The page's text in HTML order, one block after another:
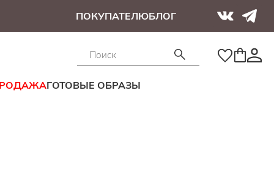
ПОКУПАТЕЛЮБЛОГ
ГОТОВЫЕ ОБРАЗЫ